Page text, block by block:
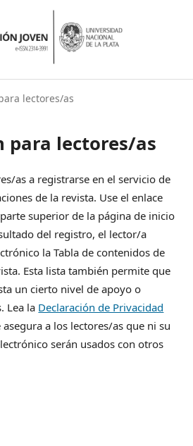
lectores/as
para lectores/as
as a registrarse en el servicio de
de la revista. Use el enlace
superior de la página de inicio
del registro, el lector/a
la Tabla de contenidos de
Esta lista también permite que
un cierto nivel de apoyo o
Lea la Declaración de Privacidad
a los lectores/as que ni su
serán usados con otros